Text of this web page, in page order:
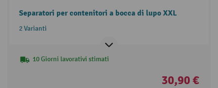
Separatori per contenitori a bocca di lupo XXL
2 Varianti
10 Giorni lavorativi stimati
30,90 €